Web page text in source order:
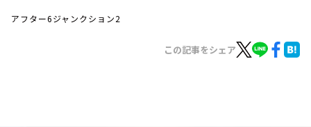
アフター6ジャンクション2
この記事をシェア